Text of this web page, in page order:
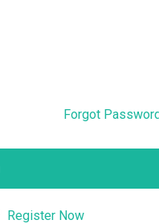
Forgot
Register Now